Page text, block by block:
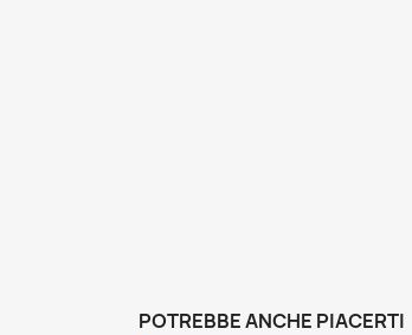
POTREBBE ANCHE PIACERTI